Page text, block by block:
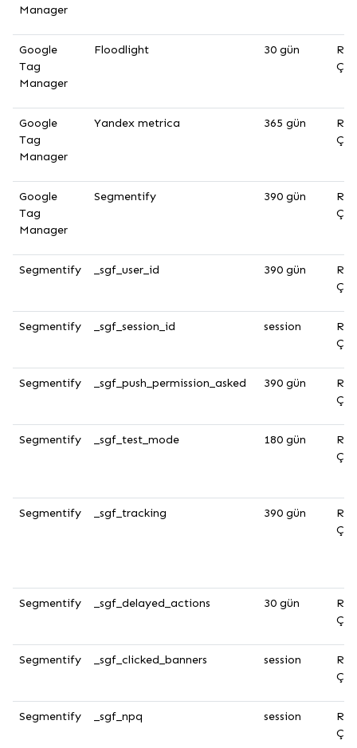
Manager
Google
Tag
Manager
Floodlight 30 gün
Google
Tag
Manager
Yandex metrica 365 gün
Google
Tag
Manager
Segmentify 390 gün
Segmentify _sgf_user_id 390 gün
Segmentify _sgf_session_id session
Segmentify _sgf_push_permission_asked 390 gün
Segmentify _sgf_test_mode 180 gün
Segmentify _sgf_tracking 390 gün
Segmentify _sgf_delayed_actions 30 gün
Segmentify _sgf_clicked_banners session
Segmentify _sgf_npq session